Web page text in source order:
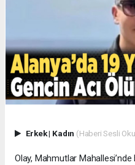
Erkek| Kadın (Haberi Sesli
Olay, Mahmutlar